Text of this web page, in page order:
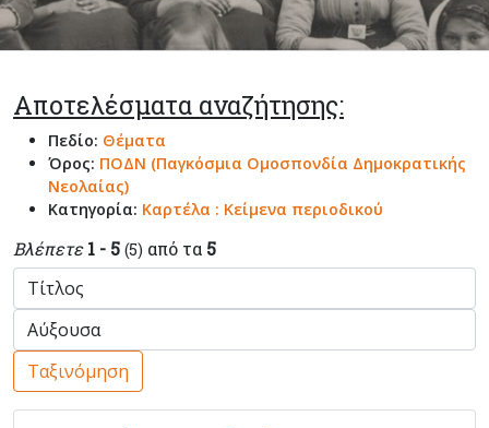
Αποτελέσματα αναζήτησης:
Πεδίο: Θέματα
Όρος: ΠΟΔΝ (Παγκόσμια Ομοσπονδία Δημοκρατικής
Νεολαίας)
Κατηγορία: Καρτέλα : Κείμενα περιοδικού
Βλέπετε 1 - 5 (5) από τα 5
Ταξινόμηση